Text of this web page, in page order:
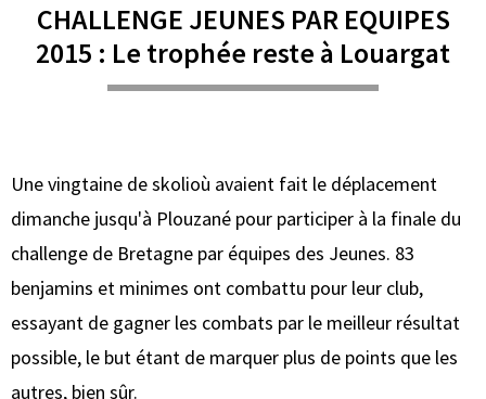
CHALLENGE JEUNES PAR EQUIPES
2015 : Le trophée reste à Louargat
Une vingtaine de skolioù avaient fait le déplacement
dimanche jusqu'à Plouzané pour participer à la finale du
challenge de Bretagne par équipes des Jeunes. 83
benjamins et minimes ont combattu pour leur club,
essayant de gagner les combats par le meilleur résultat
possible, le but étant de marquer plus de points que les
autres, bien sûr.